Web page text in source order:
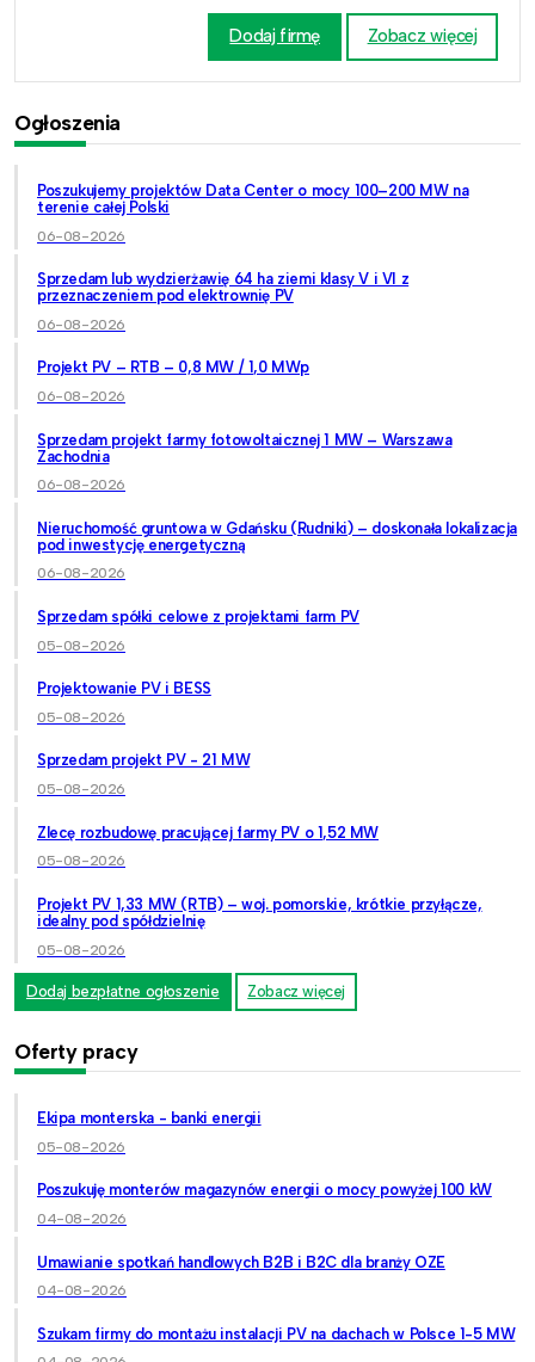
Dodaj firmę Zobacz więcej
Ogłoszenia
Poszukujemy projektów Data Center o mocy 100–200 MW na
terenie całej Polski
06-08-2026
Sprzedam lub wydzierżawię 64 ha ziemi klasy V i VI z
przeznaczeniem pod elektrownię PV
06-08-2026
Projekt PV – RTB – 0,8 MW / 1,0 MWp
06-08-2026
Sprzedam projekt farmy fotowoltaicznej 1 MW – Warszawa
Zachodnia
06-08-2026
Nieruchomość gruntowa w Gdańsku (Rudniki) – doskonała lokalizacja
pod inwestycję energetyczną
06-08-2026
Sprzedam spółki celowe z projektami farm PV
05-08-2026
Projektowanie PV i BESS
05-08-2026
Sprzedam projekt PV - 21 MW
05-08-2026
Zlecę rozbudowę pracującej farmy PV o 1,52 MW
05-08-2026
Projekt PV 1,33 MW (RTB) – woj. pomorskie, krótkie przyłącze,
idealny pod spółdzielnię
05-08-2026
Dodaj bezpłatne ogłoszenie Zobacz więcej
Oferty pracy
Ekipa monterska - banki energii
05-08-2026
Poszukuję monterów magazynów energii o mocy powyżej 100 kW
04-08-2026
Umawianie spotkań handlowych B2B i B2C dla branży OZE
04-08-2026
Szukam firmy do montażu instalacji PV na dachach w Polsce 1-5 MW